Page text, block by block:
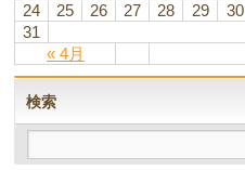
« 4月
24
25 26 27 28 29
30
31
検索